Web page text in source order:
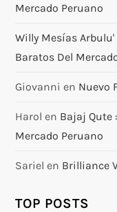
Mercado Peruano
Willy Mesías Arbulu'
Baratos Del
Giovanni en Nuevo
Harol en Bajaj Qute
Mercado Peruano
Sariel en Brilliance
TOP POSTS